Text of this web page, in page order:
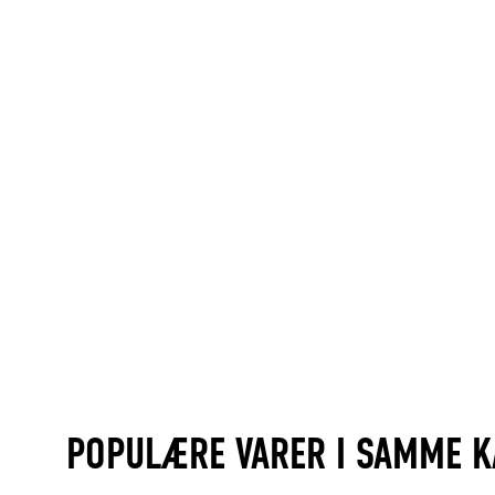
POPULÆRE VARER I SAMME